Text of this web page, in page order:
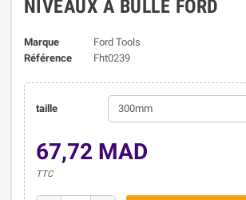
NIVEAUX À BULLE FORD
Marque
Ford Tools
Référence
Fht0239
taille
67,72 MAD
TTC